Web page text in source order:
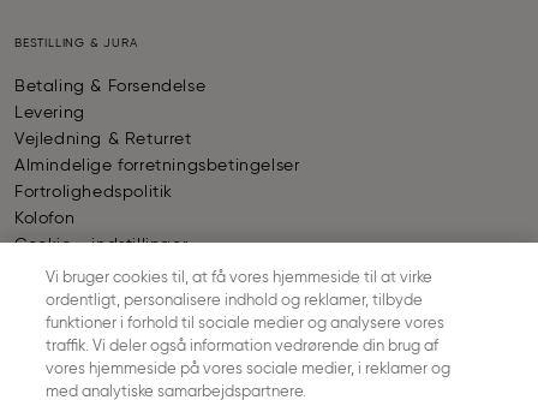
BESTILLING & JURA
Betaling & Forsendelse
Levering
Vejledning & Returret
Almindelige forretningsbetingelser
Fortrolighedspolitik
Kolofon
Cookie - indstillinger
BETALING
© SLOGGI2026ALL RIGHTS RESERVED
Vi bruger cookies til, at få vores hjemmeside til at virke
ordentligt, personalisere indhold og reklamer, tilbyde
funktioner i forhold til sociale medier og analysere vores
traffik. Vi deler også information vedrørende din brug af
vores hjemmeside på vores sociale medier, i reklamer og
med analytiske samarbejdspartnere.